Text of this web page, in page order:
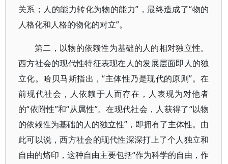
关系；人的能力转化为物的能力”，最终造成了“物的
人格化和人格的物化的对立”。
第二，以物的依赖性为基础的人的相对独立性。
西方社会的现代性特征表现在人的发展层面即人的独
立化。哈贝马斯指出，“主体性乃是现代的原则”。在
前现代社会，人依赖于人而存在，人表现为对他者
的“依附性”和“从属性”。在现代社会，人获得了“以物
的依赖性为基础的人的独立性”，即拥有了主体性。由
此可以说，西方社会的现代性深深打上了个人独立和
自由的烙印，这种自由主要包括“作为科学的自由，作